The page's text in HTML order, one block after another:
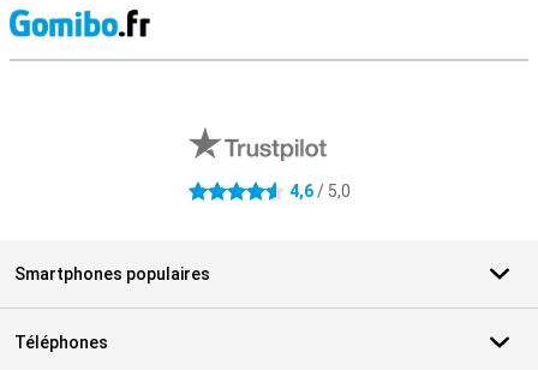
4.6 étoiles 4,6/ 5,0
Smartphones populaires
Téléphones